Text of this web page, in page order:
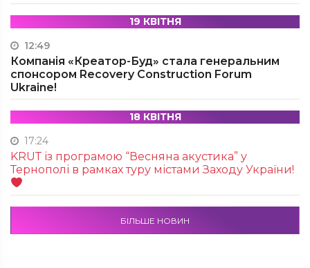
19 КВІТНЯ
12:49
Компанія «Креатор-Буд» стала генеральним
спонсором Recovery Construction Forum
Ukraine!
18 КВІТНЯ
17:24
KRUТ із програмою “Весняна акустика” у
Тернополі в рамках туру містами Заходу України!
БІЛЬШЕ НОВИН